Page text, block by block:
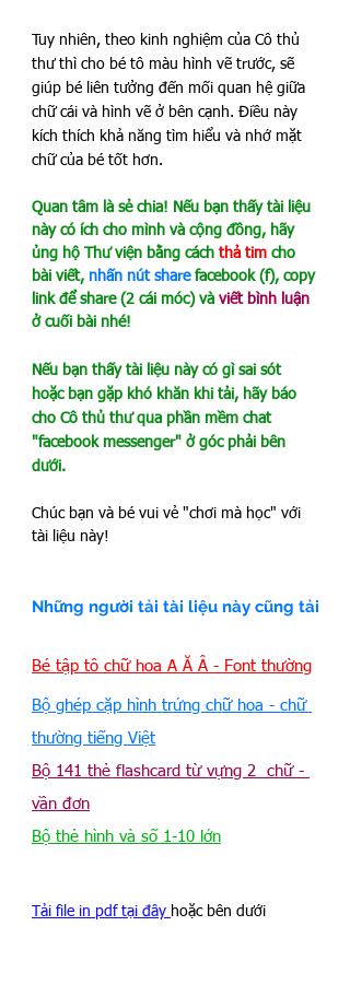
Tuy nhiên, theo kinh nghiệm của Cô thủ
thư thì cho bé tô màu hình vẽ trước, sẽ
giúp bé liên tưởng đến mối quan hệ giữa
chữ cái và hình vẽ ở bên cạnh. Điều này
kích thích khả năng tìm hiểu và nhớ mặt
chữ của bé tốt hơn.
Quan tâm là sẻ chia! Nếu bạn thấy tài liệu
này có ích cho mình và cộng đồng, hãy
ủng hộ Thư viện bằng cách thả tim cho
bài viết, nhấn nút share facebook (f), copy
link để share (2 cái móc) và viết bình luận
ở cuối bài nhé!
Nếu bạn thấy tài liệu này có gì sai sót
hoặc bạn gặp khó khăn khi tải, hãy báo
cho Cô thủ thư qua phần mềm chat
"facebook messenger" ở góc phải bên
dưới.
Chúc bạn và bé vui vẻ "chơi mà học" với
tài liệu này!
Những người tải tài liệu này cũng tải
Bé tập tô chữ hoa A Ă Â - Font thường
Bộ ghép cặp hình trứng chữ hoa - chữ
thường tiếng Việt
Bộ 141 thẻ flashcard từ vựng 2  chữ -
vần đơn
Bộ thẻ hình và số 1-10 lớn
Tải file in pdf tại đây hoặc bên dưới